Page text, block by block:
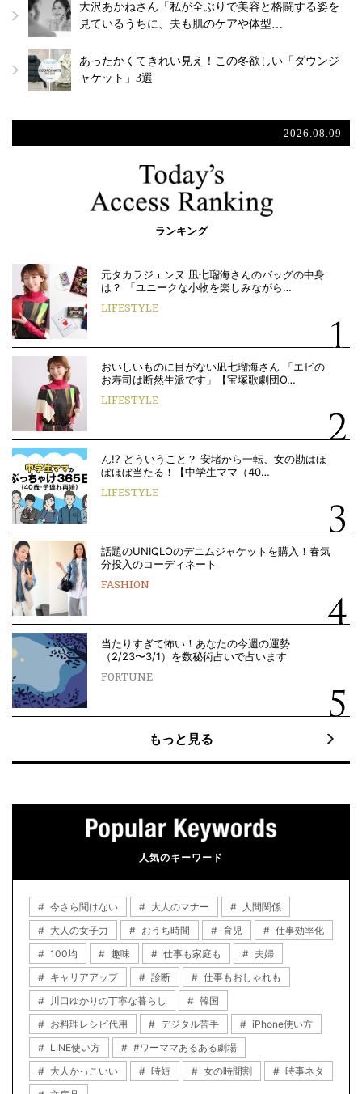
大沢あかねさん「私が全ぶりで美容と格闘する姿を
見ているうちに、夫も肌のケアや体型…
あったかくてきれい見え！この冬欲しい「ダウンジ
ャケット」3選
2026.08.09
ランキング
元タカラジェンヌ 凪七瑠海さんのバッグの中身
は？ 「ユニークな小物を楽しみながら…
LIFESTYLE
おいしいものに目がない凪七瑠海さん 「エビの
お寿司は断然生派です」【宝塚歌劇団O…
LIFESTYLE
ん!? どういうこと？ 安堵から一転、女の勘はほ
ぼほぼ当たる！【中学生ママ（40…
LIFESTYLE
話題のUNIQLOのデニムジャケットを購入！春気
分投入のコーディネート
FASHION
当たりすぎて怖い！あなたの今週の運勢
（2/23〜3/1）を数秘術占いで占います
FORTUNE
もっと見る
人気のキーワード
今さら聞けない 大人のマナー
人間関係
大人の女子力
おうち時間 育児
仕事効率化
100均
趣味 仕事も家庭も
夫婦
キャリアアップ
診断
仕事もおしゃれも
川口ゆかりの丁寧な暮らし
韓国
お料理レシピ代用
デジタル苦手
iPhone使い方
LINE使い方
#ワーママあるある劇場
大人かっこいい
時短 女の時間割
時事ネタ